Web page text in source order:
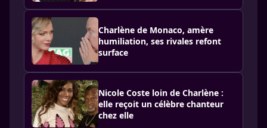
Charlène de Monaco, amère
humiliation, ses rivales refont
surface
Nicole Coste loin de Charlène :
elle reçoit un célèbre chanteur
chez elle